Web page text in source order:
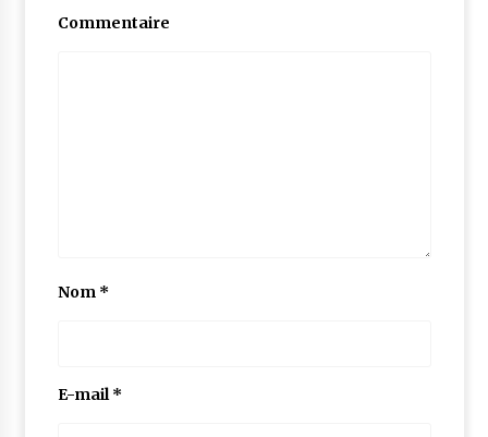
Commentaire
Nom *
E-mail*